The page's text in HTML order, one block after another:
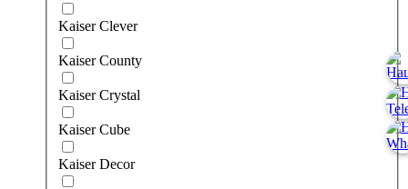
Kaiser Clever
Kaiser County
Kaiser Crystal
Kaiser Cube
Kaiser Decor